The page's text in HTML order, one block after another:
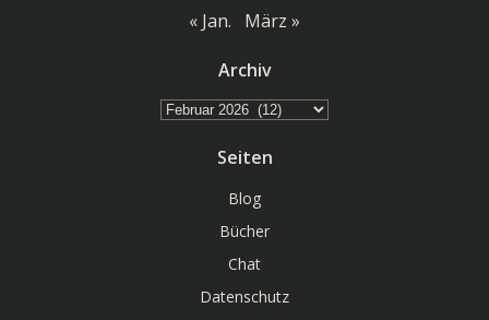
« Jan. März »
Archiv
Archiv
Seiten
Blog
Bücher
Chat
Datenschutz